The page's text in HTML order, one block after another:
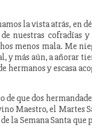
la vista atrás, en
nuestras cofradías y
menos mala. Me
y más aún, a añorar
y escasa
de que dos
Maestro, el Martes
la Semana Santa que